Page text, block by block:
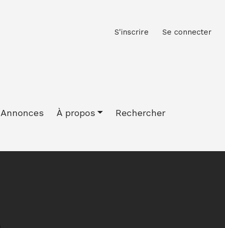
S'inscrire Se connecter
Annonces À propos Rechercher